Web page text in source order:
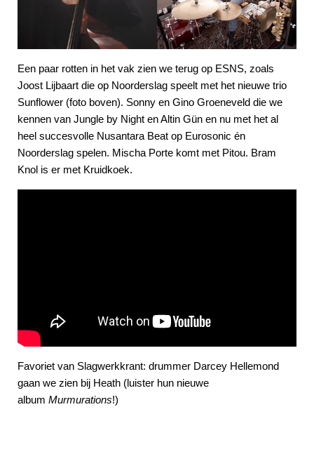
Een paar rotten in het vak zien we terug op ESNS, zoals
Joost Lijbaart die op Noorderslag speelt met het nieuwe trio
Sunflower (foto boven). Sonny en Gino Groeneveld die we
kennen van Jungle by Night en Altin Gün en nu met het al
heel succesvolle Nusantara Beat op Eurosonic én
Noorderslag spelen. Mischa Porte komt met Pitou. Bram
Knol is er met Kruidkoek.
Favoriet van Slagwerkkrant: drummer Darcey Hellemond
gaan we zien bij Heath (luister hun nieuwe
album Murmurations!)